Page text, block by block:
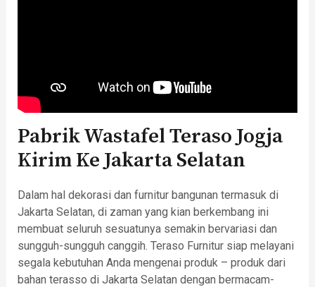
Pabrik Wastafel Teraso Jogja
Kirim Ke Jakarta Selatan
Dalam hal dekorasi dan furnitur bangunan termasuk di
Jakarta Selatan, di zaman yang kian berkembang ini
membuat seluruh sesuatunya semakin bervariasi dan
sungguh-sungguh canggih. Teraso Furnitur siap melayani
segala kebutuhan Anda mengenai produk – produk dari
bahan terasso di Jakarta Selatan dengan bermacam-